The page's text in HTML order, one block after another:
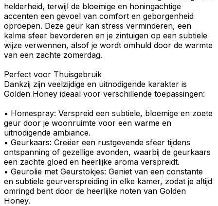
helderheid, terwijl de bloemige en honingachtige
accenten een gevoel van comfort en geborgenheid
oproepen. Deze geur kan stress verminderen, een
kalme sfeer bevorderen en je zintuigen op een subtiele
wijze verwennen, alsof je wordt omhuld door de warmte
van een zachte zomerdag.
Perfect voor Thuisgebruik
Dankzij zijn veelzijdige en uitnodigende karakter is
Golden Honey ideaal voor verschillende toepassingen:
• Homespray: Verspreid een subtiele, bloemige en zoete
geur door je woonruimte voor een warme en
uitnodigende ambiance.
• Geurkaars: Creëer een rustgevende sfeer tijdens
ontspanning of gezellige avonden, waarbij de geurkaars
een zachte gloed en heerlijke aroma verspreidt.
• Geurolie met Geurstokjes: Geniet van een constante
en subtiele geurverspreiding in elke kamer, zodat je altijd
omringd bent door de heerlijke noten van Golden
Honey.